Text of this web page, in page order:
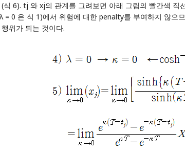
식 6). tj 와 xj의 관계를 그려보면 아래 그림의 빨간색
= 0 은 식 1)에서 위험에 대한 penalty를 부여하지 않
위가 되는 것이다.